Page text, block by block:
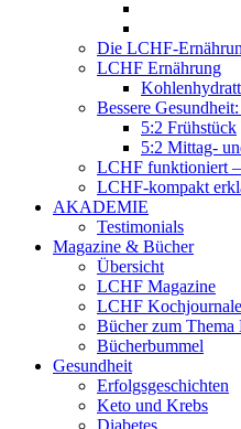
Die LCHF-
LCHF Ernährung
Bessere
5:2 Frühstück
5:2 Mittag-
LCHF funktioniert
LCHF-kompakt
AKADEMIE
Testimonials
Magazine & Bücher
Übersicht
LCHF Magazine
LCHF Kochjournale
Bücher zum
Bücherbummel
Gesundheit
Erfolgsgeschichten
Keto und Krebs